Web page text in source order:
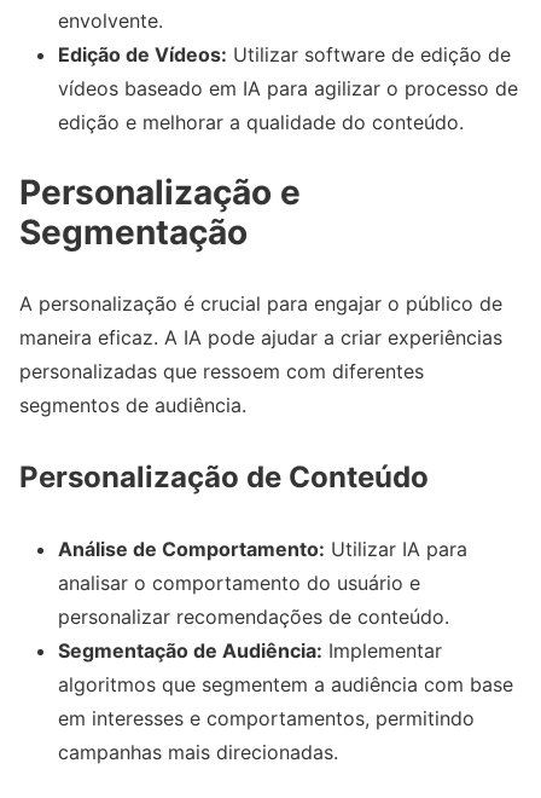
envolvente.
Edição de Vídeos: Utilizar software de edição de
vídeos baseado em IA para agilizar o processo de
edição e melhorar a qualidade do conteúdo.
Personalização e
Segmentação
A personalização é crucial para engajar o público de
maneira eficaz. A IA pode ajudar a criar experiências
personalizadas que ressoem com diferentes
segmentos de audiência.
Personalização de Conteúdo
Análise de Comportamento: Utilizar IA para
analisar o comportamento do usuário e
personalizar recomendações de conteúdo.
Segmentação de Audiência: Implementar
algoritmos que segmentem a audiência com base
em interesses e comportamentos, permitindo
campanhas mais direcionadas.